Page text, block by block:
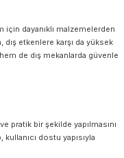
için dayanıklı malzemelerden
dış etkenlere karşı da yüksek
de dış mekanlarda güvenle
pratik bir şekilde yapılmasını
dostu yapısıyla